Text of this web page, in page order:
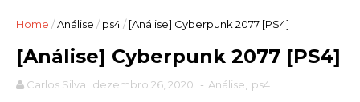
Home /Análise / ps4/ [Análise] Cyberpunk 2077 [PS4]
[Análise] Cyberpunk 2077 [PS4]
Carlos Silva dezembro 26, 2020 - Análise ps4